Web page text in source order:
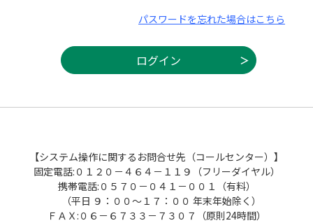
パスワードを忘れた場合はこちら
【システム操作に関するお問合せ先（コールセンター）】
固定電話:０１２０－４６４－１１９（フリーダイヤル）
携帯電話:０５７０－０４１－００１（有料）
（平日 ９：００～１７：００ 年末年始除く）
ＦＡＸ:０６－６７３３－７３０７（原則24時間）